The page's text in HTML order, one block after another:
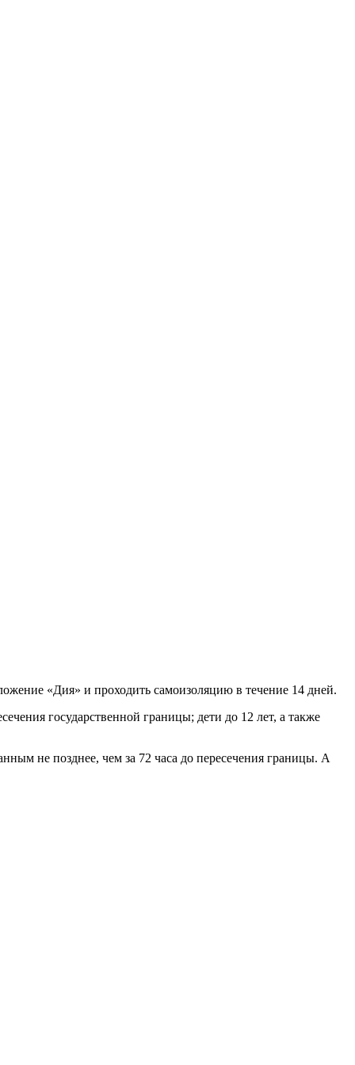
«Дия» и проходить самоизоляцию в течение 14 дней.
государственной границы; дети до 12 лет, а также
не позднее, чем за 72 часа до пересечения границы. А